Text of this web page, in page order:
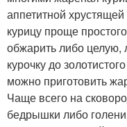
аппетитной
курицу проще
обжарить либо целую,
курочку до
можно приготовить
Чаще всего на
бедрышки либо